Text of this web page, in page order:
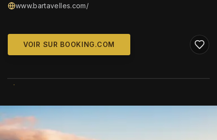
www.bartavelles.com/
VOIR SUR BOOKING.COM